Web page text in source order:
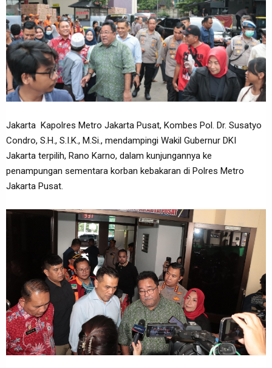
Jakarta Kapolres Metro Jakarta Pusat, Kombes Pol. Dr. Susatyo
Condro, S.H., S.I.K., M.Si., mendampingi Wakil Gubernur DKI
Jakarta terpilih, Rano Karno, dalam kunjungannya ke
penampungan sementara korban kebakaran di Polres Metro
Jakarta Pusat.